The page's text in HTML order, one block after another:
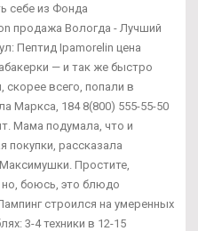
себе из Фонда
продажа Вологда - Лучший
Пептид Ipamorelin цена
— и так же быстро
всего, попали в
Маркса, 184 8(800) 555-55-50
Мама подумала, что и
покупки, рассказала
Простите,
боюсь, это блюдо
строился на умеренных
3-4 техники в 12-15